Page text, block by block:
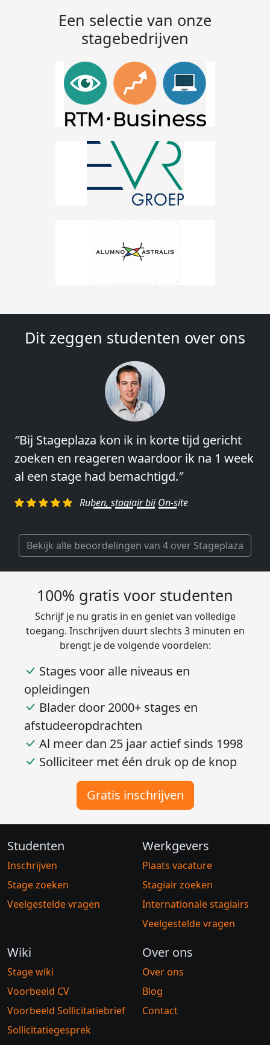
Een selectie van onze
stagebedrijven
Dit zeggen studenten over ons
″Bij Stageplaza kon ik in korte tijd gericht
zoeken en reageren waardoor ik na 1 week
al een stage had bemachtigd.″
Ruben, stagiair bij On-site
″Vooral de snelheid en de betrokkenheid
van het regelen en contact leggen vond ik
erg goed.″
Charlotte, Market Segmentation
Bekijk alle beoordelingen van 4 over Stageplaza
100% gratis voor studenten
Schrijf je nu gratis in en geniet van volledige
toegang. Inschrijven duurt slechts 3 minuten en
brengt je de volgende voordelen:
Stages voor alle niveaus en
opleidingen
Blader door 2000+ stages en
afstudeeropdrachten
Al meer dan 25 jaar actief sinds 1998
Solliciteer met één druk op de knop
Gratis inschrijven
Studenten
Inschrijven
Stage zoeken
Veelgestelde vragen
Werkgevers
Plaats vacature
Stagiair zoeken
Internationale stagiairs
Veelgestelde vragen
Wiki
Stage wiki
Voorbeeld CV
Voorbeeld Sollicitatiebrief
Sollicitatiegesprek
Over ons
Over ons
Blog
Contact